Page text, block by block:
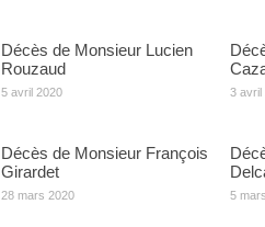
Décès de Monsieur Lucien
Rouzaud
5 avril 2020 3 avril
Décès de Monsieur François
Girardet
28 mars 2020 5